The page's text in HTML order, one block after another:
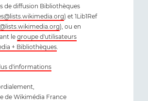
de diffusion Bibliothèques
) et 1Lib1Ref
), ou en
le groupe d'utilisateurs
+ Bibliothèques.
d'informations
de Wikimédia France